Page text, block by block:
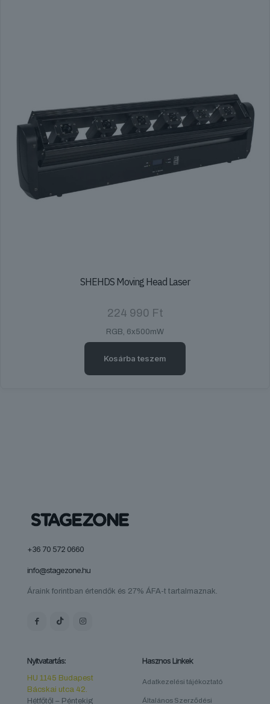
SHEHDS Moving Head Laser
224 990 Ft
RGB, 6x500mW
Kosárba teszem
+36 70 572 0660
info@stagezone.hu
Áraink forintban értendők és 27% ÁFA-t tartalmaznak.
Nyitvatartás:
HU 1145 Budapest
Bácskai utca 42.
Hétfőtől – Péntekig
Hasznos Linkek
Adatkezelési tájékoztató
Általános Szerződési